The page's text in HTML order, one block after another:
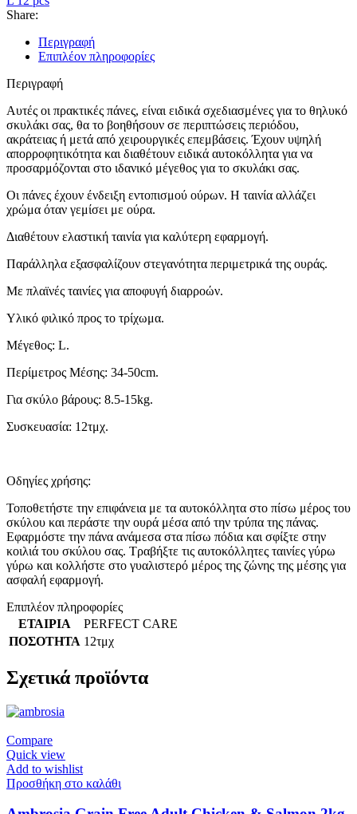
Share:
Περιγραφή
Επιπλέον πληροφορίες
Περιγραφή
Αυτές οι πρακτικές πάνες, είναι ειδικά σχεδιασμένες για το θηλυκό
σκυλάκι σας, θα το βοηθήσουν σε περιπτώσεις περιόδου,
ακράτειας ή μετά από χειρουργικές επεμβάσεις. Έχουν υψηλή
απορροφητικότητα και διαθέτουν ειδικά αυτοκόλλητα για να
προσαρμόζονται στο ιδανικό μέγεθος για το σκυλάκι σας.
Οι πάνες έχουν ένδειξη εντοπισμού ούρων. Η ταινία αλλάζει
χρώμα όταν γεμίσει με ούρα.
Διαθέτουν ελαστική ταινία για καλύτερη εφαρμογή.
Παράλληλα εξασφαλίζουν στεγανότητα περιμετρικά της ουράς.
Με πλαϊνές ταινίες για αποφυγή διαρροών.
Υλικό φιλικό προς το τρίχωμα.
Μέγεθος: L.
Περίμετρος Μέσης: 34-50cm.
Για σκύλο βάρους: 8.5-15kg.
Συσκευασία: 12τμχ.
Οδηγίες χρήσης:
Τοποθετήστε την επιφάνεια με τα αυτοκόλλητα στο πίσω μέρος του
σκύλου και περάστε την ουρά μέσα από την τρύπα της πάνας.
Εφαρμόστε την πάνα ανάμεσα στα πίσω πόδια και σφίξτε στην
κοιλιά του σκύλου σας. Τραβήξτε τις αυτοκόλλητες ταινίες γύρω
γύρω και κολλήστε στο γυαλιστερό μέρος της ζώνης της μέσης για
ασφαλή εφαρμογή.
Επιπλέον πληροφορίες
ΕΤΑΙΡΙΑ
PERFECT CARE
ΠΟΣΟΤΗΤΑ 12τμχ
Σχετικά προϊόντα
Compare
Quick view
Add to wishlist
Προσθήκη στο καλάθι